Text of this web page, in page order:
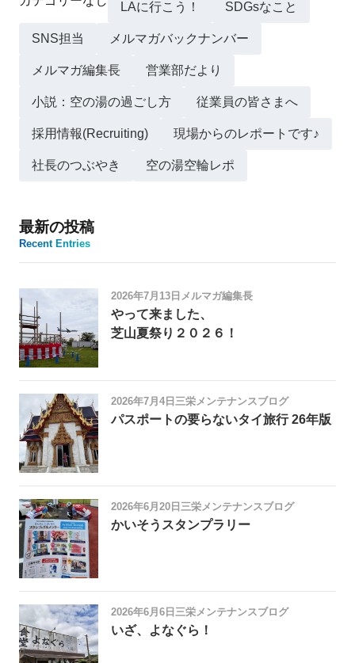
LAに行こう！ SDGsなこと
SNS担当 メルマガバックナンバー
メルマガ編集長 営業部だより
小説：空の湯の過ごし方 従業員の皆さまへ
採用情報(Recruiting) 現場からのレポートです♪
社長のつぶやき 空の湯空輪レポ
最新の投稿
Recent Entries
2026年7月13日 メルマガ編集長
やって来ました、
芝山夏祭り２０２６！
2026年7月4日 三栄メンテナンスブログ
パスポートの要らないタイ旅行 26年版
2026年6月20日 三栄メンテナンスブログ
かいそうスタンプラリー
2026年6月6日 三栄メンテナンスブログ
いざ、よなぐら！